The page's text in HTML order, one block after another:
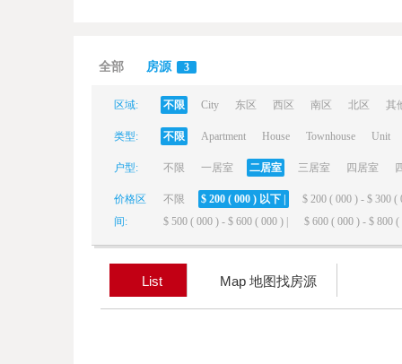
全部 房源 3
区域: 不限 City 东区 西区 南区 北区 其
类型: 不限 Apartment House Townhouse Unit
户型: 不限 一居室 二居室 三居室 四居室
价格区
间:
不限 $ 200 ( 000 ) 以下 |
$ 200 ( 000 ) - $ 300 (
$ 500 ( 000 ) - $ 600 ( 000 ) |
$ 600 ( 000 ) - $ 800 (
List Map 地图找房源